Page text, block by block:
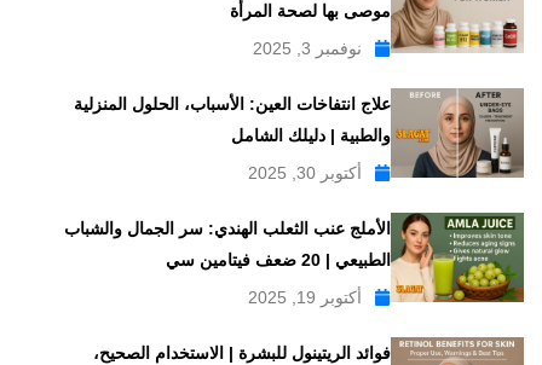
موصى بها لصحة المرأة
نوفمبر 3, 2025
علاج انتفاخات العين: الأسباب، الحلول المنزلية
والطبية | دليلك الشامل
أكتوبر 30, 2025
الأملج عنب الثعلب الهندي: سر الجمال والشباب
الطبيعي | 20 ضعف فيتامين سي
أكتوبر 19, 2025
فوائد الريتينول للبشرة | الاستخدام الصحيح،